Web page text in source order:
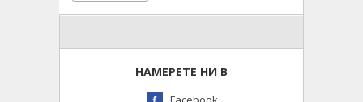
НАМЕРЕТЕ НИ В